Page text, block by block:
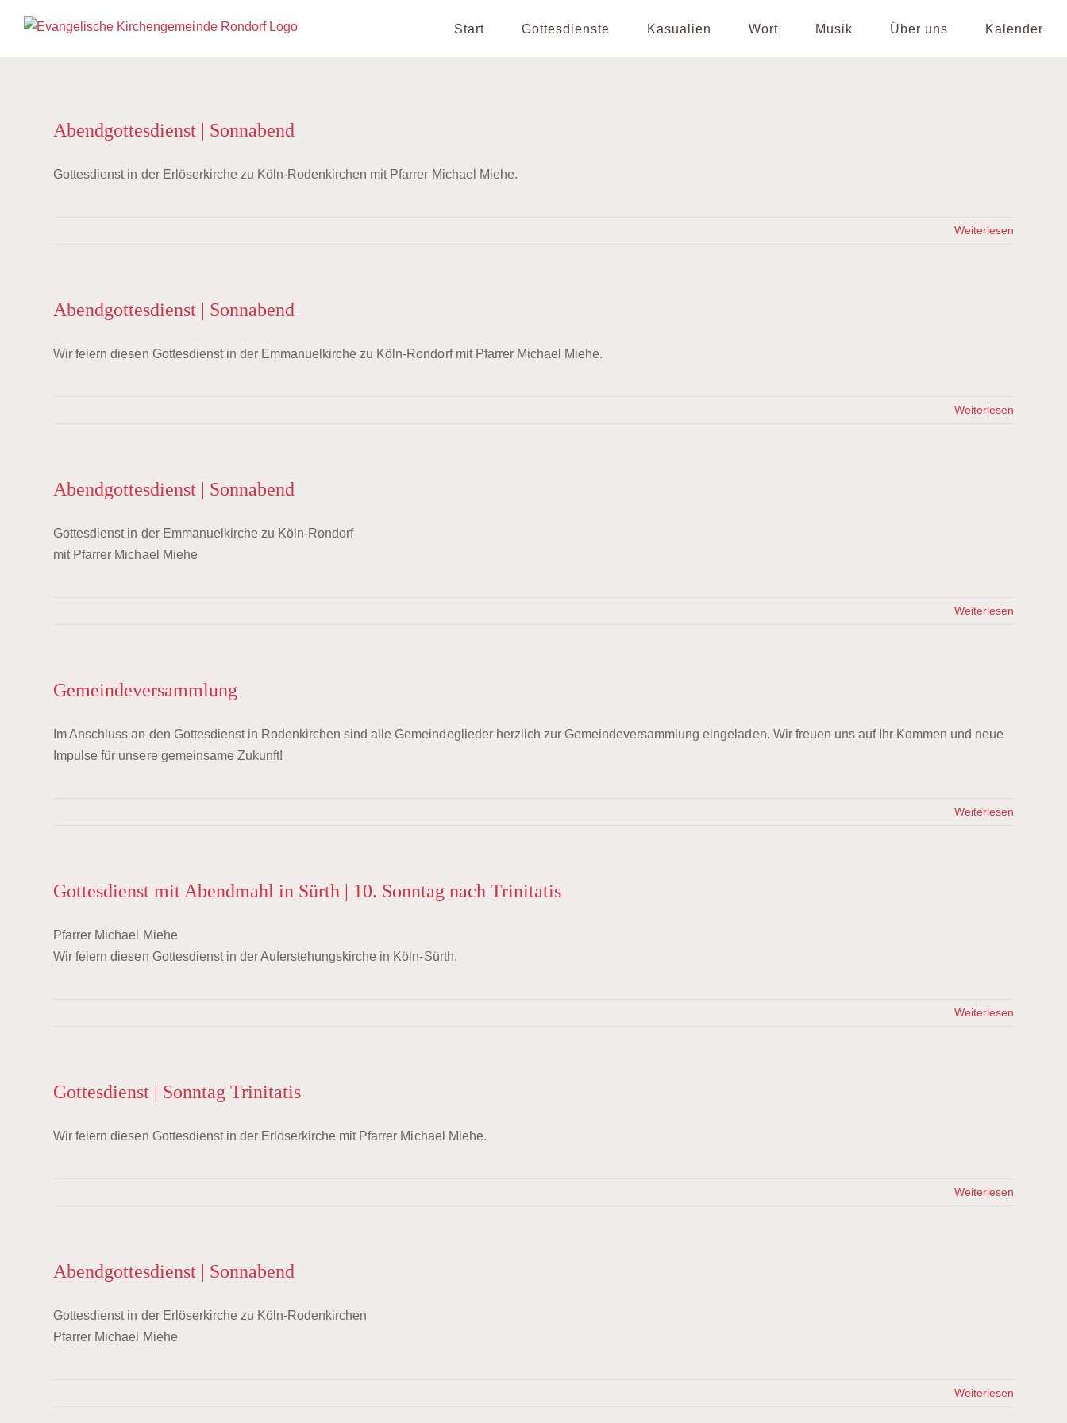
Inhalt
Start Gottesdienste Kasualien Wort Musik Über uns Kalender
Abendgottesdienst | Sonnabend
Gottesdienst in der Erlöserkirche zu Köln-Rodenkirchen mit Pfarrer Michael Miehe.
Weiterlesen
Abendgottesdienst | Sonnabend
Wir feiern diesen Gottesdienst in der Emmanuelkirche zu Köln-Rondorf mit Pfarrer Michael Miehe.
Weiterlesen
Abendgottesdienst | Sonnabend
Gottesdienst in der Emmanuelkirche zu Köln-Rondorf
mit Pfarrer Michael Miehe
Weiterlesen
Gemeindeversammlung
Im Anschluss an den Gottesdienst in Rodenkirchen sind alle Gemeindeglieder herzlich zur Gemeindeversammlung eingeladen. Wir freuen uns auf Ihr Kommen und neue
Impulse für unsere gemeinsame Zukunft!
Weiterlesen
Gottesdienst mit Abendmahl in Sürth | 10. Sonntag nach Trinitatis
Pfarrer Michael Miehe
Wir feiern diesen Gottesdienst in der Auferstehungskirche in Köln-Sürth.
Weiterlesen
Gottesdienst | Sonntag Trinitatis
Wir feiern diesen Gottesdienst in der Erlöserkirche mit Pfarrer Michael Miehe.
Weiterlesen
Abendgottesdienst | Sonnabend
Gottesdienst in der Erlöserkirche zu Köln-Rodenkirchen
Pfarrer Michael Miehe
Weiterlesen